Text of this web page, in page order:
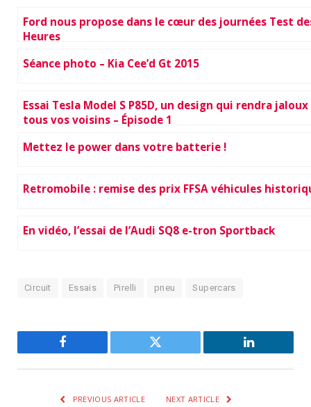
Ford nous propose dans le cœur des journées Test
Heures
Séance photo – Kia Cee’d Gt 2015
Essai Tesla Model S P85D, un design qui rendra jaloux
tous vos voisins – Épisode 1
Mettez le power dans votre batterie !
Retromobile : remise des prix FFSA véhicules
En vidéo, l’essai de l’Audi SQ8 e-tron Sportback
Circuit Essais Pirelli pneu Supercars
Facebook Twitter LinkedIn
PREVIOUS ARTICLE NEXT ARTICLE